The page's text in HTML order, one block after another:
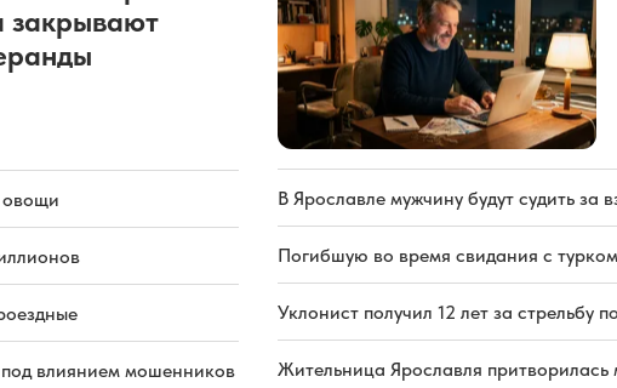
закрывают
овощи
под влиянием мошенников
В Ярославле мужчину будут судить за
Погибшую во время свидания с
Уклонист получил 12 лет за стрельбу
Жительница Ярославля